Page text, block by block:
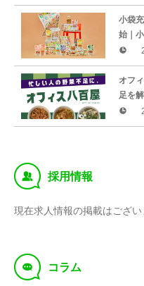
小袋
始｜
をサ
オフ
足を
百屋
供開始
‰ 採用情報
現在求人情報の掲載はござい
f コラム